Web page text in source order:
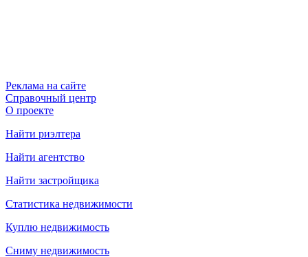
Реклама на сайте
Справочный центр
О проекте
Найти риэлтера
Найти агентство
Найти застройщика
Статистика недвижимости
Куплю недвижимость
Сниму недвижимость